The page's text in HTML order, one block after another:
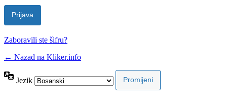
Zaboravili ste šifru?
← Nazad na Kliker.info
Jezik